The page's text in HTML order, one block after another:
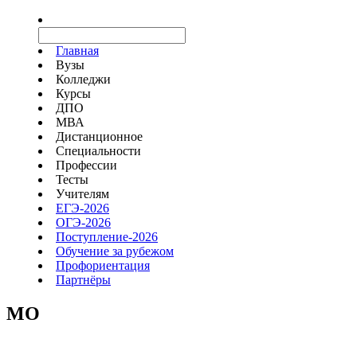
Главная
Вузы
Колледжи
Курсы
ДПО
МВА
Дистанционное
Специальности
Профессии
Тесты
Учителям
ЕГЭ-2026
ОГЭ-2026
Поступление-2026
Обучение за рубежом
Профориентация
Партнёры
MO